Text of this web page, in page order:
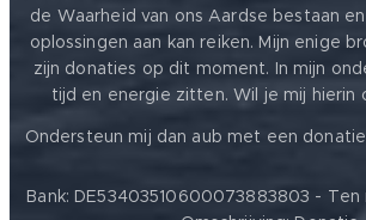
de Waarheid van ons Aardse bestaan
oplossingen aan kan reiken. Mijn enige
zijn donaties op dit moment. In mijn
tijd en energie zitten. Wil je mij hierin
Ondersteun mij dan aub met een
Bank: DE53403510600073883803 - Ten